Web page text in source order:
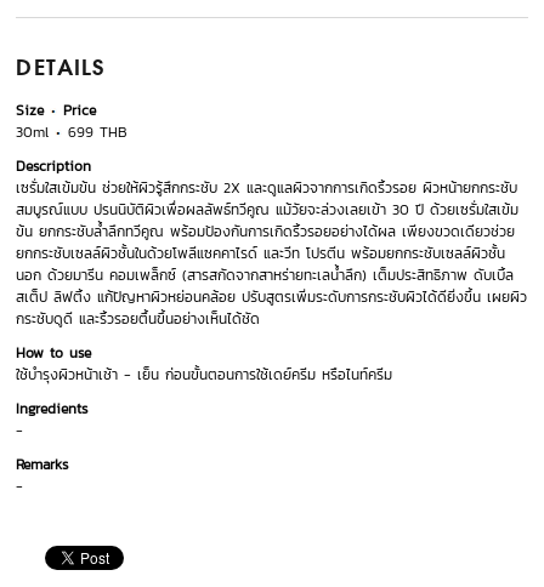
DETAILS
Size
Price
30ml
699 THB
Description
เซรั่มใสเข้มข้น ช่วยให้ผิวรู้สึกกระชับ 2X และดูแลผิวจากการเกิดริ้วรอย ผิวหน้ายกกระชับ
สมบูรณ์แบบ ปรนนิบัติผิวเพื่อผลลัพธ์ทวีคูณ แม้วัยจะล่วงเลยเข้า 30 ปี ด้วยเซรั่มใสเข้ม
ข้น ยกกระชับล้ำลึกทวีคูณ พร้อมป้องกันการเกิดริ้วรอยอย่างได้ผล เพียงขวดเดียวช่วย
ยกกระชับเซลล์ผิวชั้นในด้วยโพลีแซคคาไรด์ และวีท โปรตีน พร้อมยกกระชับเซลล์ผิวชั้น
นอก ด้วยมารีน คอมเพล็กซ์ (สารสกัดจากสาหร่ายทะเลน้ำลึก) เต็มประสิทธิภาพ ดับเบิ้ล
สเต็ป ลิฟติ้ง แก้ปัญหาผิวหย่อนคล้อย ปรับสูตรเพิ่มระดับการกระชับผิวได้ดียิ่งขึ้น เผยผิว
กระชับดูดี และริ้วรอยตื้นขึ้นอย่างเห็นได้ชัด
How to use
ใช้บำรุงผิวหน้าเช้า - เย็น ก่อนขั้นตอนการใช้เดย์ครีม หรือไนท์ครีม
Ingredients
-
Remarks
-